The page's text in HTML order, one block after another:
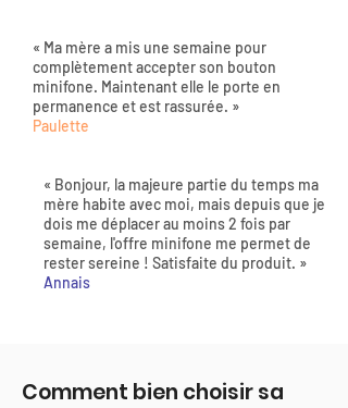
« Ma mère a mis une semaine pour
complètement accepter son bouton
minifone. Maintenant elle le porte en
permanence et est rassurée. »
Paulette
« Bonjour, la majeure partie du temps ma
mère habite avec moi, mais depuis que je
dois me déplacer au moins 2 fois par
semaine, l'offre minifone me permet de
rester sereine ! Satisfaite du produit. »
Annais
Comment bien choisir sa